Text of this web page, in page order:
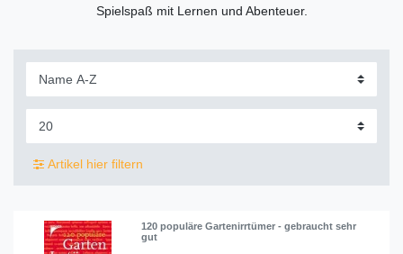
Spielspaß mit Lernen und Abenteuer.
Artikel hier filtern
120 populäre Gartenirrtümer - gebraucht sehr
gut